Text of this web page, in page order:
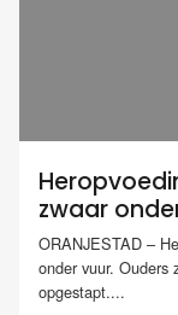
zwaar
ORANJESTAD –
onder vuur. Ouders
opgestapt....